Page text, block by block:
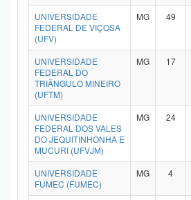
UNIVERSIDADE
FEDERAL DE VIÇOSA
(UFV)
MG 49
UNIVERSIDADE
FEDERAL DO
TRIÂNGULO MINEIRO
(UFTM)
MG 17
UNIVERSIDADE
FEDERAL DOS VALES
DO JEQUITINHONHA E
MUCURI (UFVJM)
MG 24
UNIVERSIDADE
FUMEC (FUMEC)
MG 4